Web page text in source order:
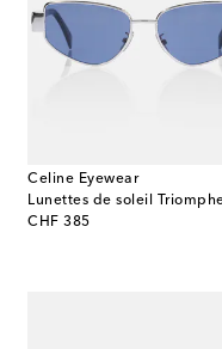
Celine Eyewear
CHF 385
original price